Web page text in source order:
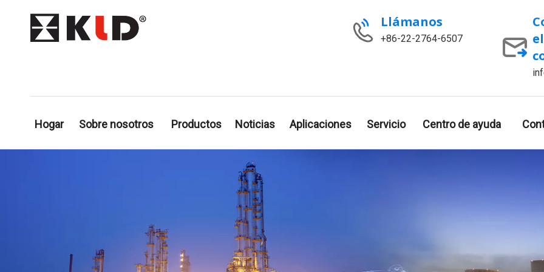
Llámanos
+86-22-2764-6507
Hogar Sobre nosotros Productos Noticias Aplicaciones Servicio Centro de ayuda